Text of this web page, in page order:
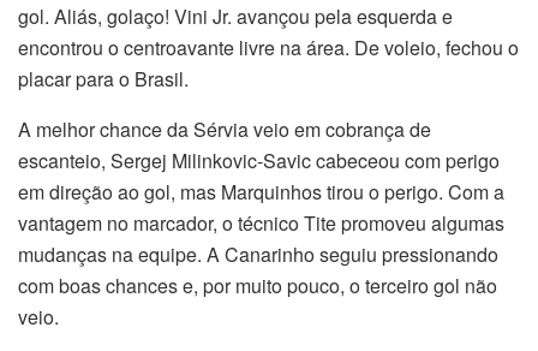
gol. Aliás, golaço! Vini Jr. avançou pela esquerda e
encontrou o centroavante livre na área. De voleio, fechou o
placar para o Brasil.
A melhor chance da Sérvia veio em cobrança de
escanteio, Sergej Milinkovic-Savic cabeceou com perigo
em direção ao gol, mas Marquinhos tirou o perigo. Com a
vantagem no marcador, o técnico Tite promoveu algumas
mudanças na equipe. A Canarinho seguiu pressionando
com boas chances e, por muito pouco, o terceiro gol não
veio.